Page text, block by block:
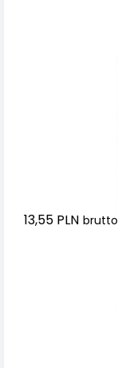
13,55 PLN brutto